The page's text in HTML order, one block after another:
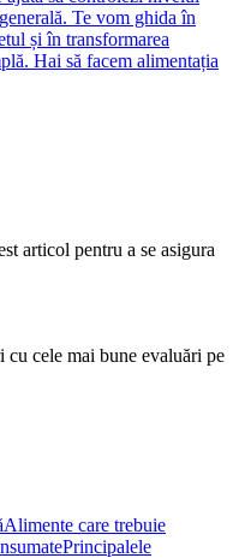
Te vom ghida în
și în transformarea
Hai să facem alimentația
articol pentru a se asigura
cu cele mai bune evaluări pe
Alimente care trebuie
Principalele